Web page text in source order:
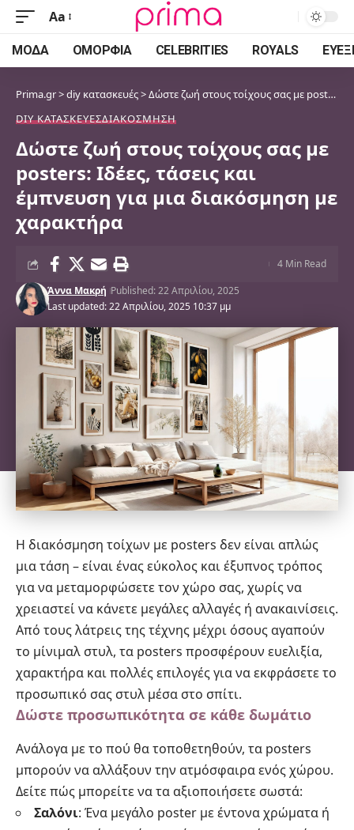
Font
Resizer
Aa
ΜΌΔΑ ΟΜΟΡΦΙΆ CELEBRITIES ROYALS
Prima.gr>diy κατασκευές>Δώστε ζωή στους τοίχους σας με posters: Ιδέες, τάσεις και έμπνευση για μια διακόσμηση με χαρακτήρα
DIY ΚΑΤΑΣΚΕΥΈΣΔΙΑΚΌΣΜΗΣΗ
Δώστε ζωή στους τοίχους σας με
posters: Ιδέες, τάσεις και
έμπνευση για μια διακόσμηση με
χαρακτήρα
Last updated: 22 Απριλίου, 2025 10:37 μμ
Άννα Μακρή Published: 22 Απριλίου, 2025
4 Min Read
Η διακόσμηση τοίχων με posters δεν είναι απλώς
μια τάση – είναι ένας εύκολος και έξυπνος τρόπος
για να μεταμορφώσετε τον χώρο σας, χωρίς να
χρειαστεί να κάνετε μεγάλες αλλαγές ή ανακαινίσεις.
Από τους λάτρεις της τέχνης μέχρι όσους αγαπούν
το μίνιμαλ στυλ, τα posters προσφέρουν ευελιξία,
χαρακτήρα και πολλές επιλογές για να εκφράσετε το
προσωπικό σας στυλ μέσα στο σπίτι.
Δώστε προσωπικότητα σε κάθε δωμάτιο
Ανάλογα με το πού θα τοποθετηθούν, τα posters
μπορούν να αλλάξουν την ατμόσφαιρα ενός χώρου.
Δείτε πώς μπορείτε να τα αξιοποιήσετε σωστά:
Σαλόνι: Ένα μεγάλο poster με έντονα χρώματα ή